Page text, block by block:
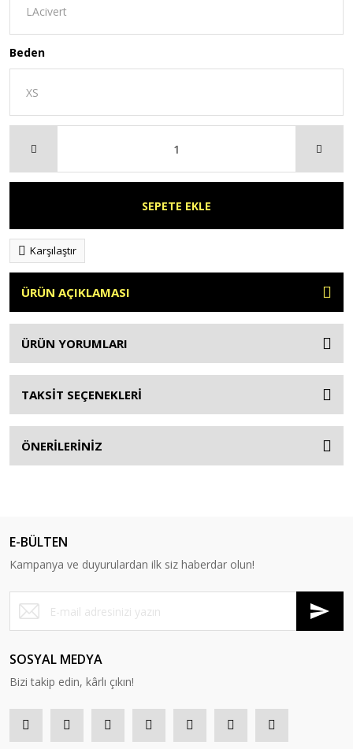
Beden
SEPETE EKLE
Karşılaştır
ÜRÜN AÇIKLAMASI
ÜRÜN YORUMLARI
TAKSİT SEÇENEKLERİ
ÖNERİLERİNİZ
E-BÜLTEN
Kampanya ve duyurulardan ilk siz haberdar olun!
SOSYAL MEDYA
Bizi takip edin, kârlı çıkın!